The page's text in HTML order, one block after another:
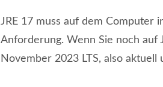
JRE 17 muss auf dem Computer
Anforderung. Wenn Sie noch auf
November 2023 LTS, also aktuell